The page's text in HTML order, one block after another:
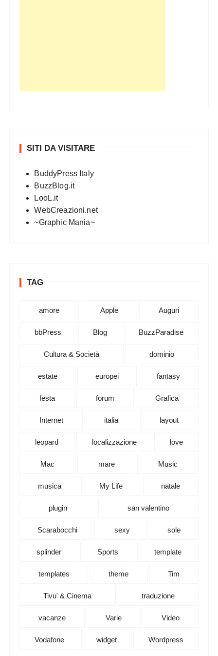
SITI DA VISITARE
BuddyPress Italy
BuzzBlog.it
LooL.it
WebCreazioni.net
~Graphic Mania~
TAG
amore Apple Auguri
bbPress Blog BuzzParadise
Cultura & Società dominio
estate europei fantasy
festa forum Grafica
Internet italia layout
leopard localizzazione love
Mac mare Music
musica My Life natale
plugin san valentino
Scarabocchi sexy sole
splinder Sports template
templates theme Tim
Tivu' & Cinema traduzione
vacanze Varie Video
Vodafone widget Wordpress